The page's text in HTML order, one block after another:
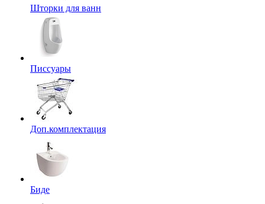
Шторки для ванн
Писсуары
Доп.комплектация
Биде